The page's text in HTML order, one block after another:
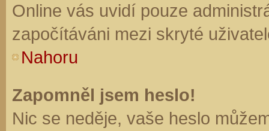
Online vás uvidí pouze
započítáváni mezi skryté
Nahoru
Zapomněl jsem heslo!
Nic se neděje, vaše heslo